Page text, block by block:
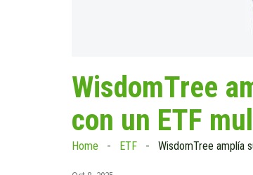
WisdomTree
con un ETF
Home ETF